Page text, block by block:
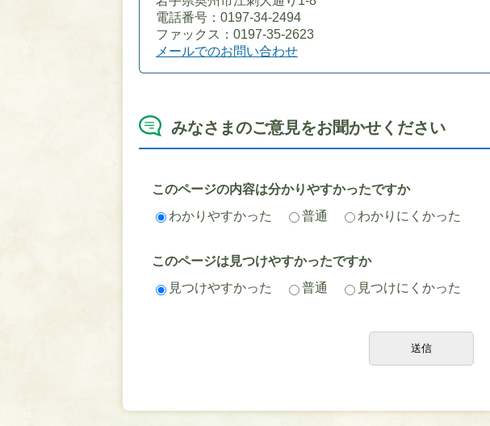
電話番号：0197-34-2494
ファックス：0197-35-2623
メールでのお問い合わせ
みなさまのご意見をお聞かせください
このページの内容は分かりやすかったですか
わかりやすかった
普通 わかりにくかった
このページは見つけやすかったですか
見つけやすかった
普通 見つけにくかった